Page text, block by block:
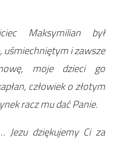
Maksymilian był
uśmiechniętym i zawsze
moje dzieci go
człowiek o złotym
racz mu dać Panie.
Jezu dziękujemy Ci za